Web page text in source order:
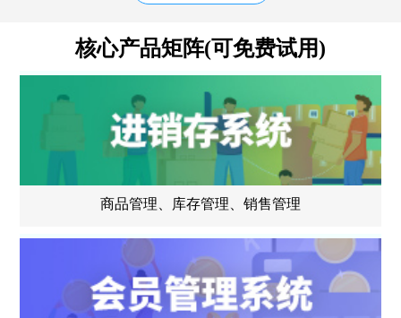
核心产品矩阵(可免费试用)
商品管理、库存管理、销售管理